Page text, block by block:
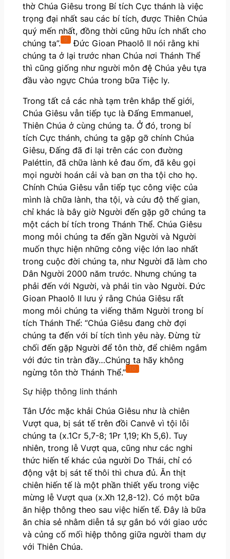
thờ Chúa Giêsu trong Bí tích Cực thánh là việc
trọng đại nhất sau các bí tích, được Thiên Chúa
quý mến nhất, đồng thời cũng hữu ích nhất cho
chúng ta”. 9 Đức Gioan Phaolô II nói rằng khi
chúng ta ở lại trước nhan Chúa nơi Thánh Thể
thì cũng giống như người môn đệ Chúa yêu tựa
đầu vào ngực Chúa trong bữa Tiệc ly.
Trong tất cả các nhà tạm trên khắp thế giới,
Chúa Giêsu vẫn tiếp tục là Đấng Emmanuel,
Thiên Chúa ở cùng chúng ta. Ở đó, trong bí
tích Cực thánh, chúng ta gặp gỡ chính Chúa
Giêsu, Đấng đã đi lại trên các con đường
Paléttin, đã chữa lành kẻ đau ốm, đã kêu gọi
mọi người hoán cải và ban ơn tha tội cho họ.
Chính Chúa Giêsu vẫn tiếp tục công việc của
mình là chữa lành, tha tội, và cứu độ thế gian,
chỉ khác là bây giờ Người đến gặp gỡ chúng ta
một cách bí tích trong Thánh Thể. Chúa Giêsu
mong mỏi chúng ta đến gần Người và Người
muốn thực hiện những công việc lớn lao nhất
trong cuộc đời chúng ta, như Người đã làm cho
Dân Người 2000 năm trước. Nhưng chúng ta
phải đến với Người, và phải tin vào Người. Đức
Gioan Phaolô II lưu ý rằng Chúa Giêsu rất
mong mỏi chúng ta viếng thăm Người trong bí
tích Thánh Thể: “Chúa Giêsu đang chờ đợi
chúng ta đến với bí tích tình yêu này. Đừng từ
chối đến gặp Người để tôn thờ, để chiêm ngắm
với đức tin tràn đầy…Chúng ta hãy không
ngừng tôn thờ Thánh Thể.” 10
Sự hiệp thông linh thánh
Tân Ước mặc khải Chúa Giêsu như là chiên
Vượt qua, bị sát tế trên đồi Canvê vì tội lỗi
chúng ta (x.1Cr 5,7-8; 1Pr 1,19; Kh 5,6). Tuy
nhiên, trong lễ Vượt qua, cũng như các nghi
thức hiến tế khác của người Do Thái, chỉ có
động vật bị sát tế thôi thì chưa đủ. Ăn thịt
chiên hiến tế là một phần thiết yếu trong việc
mừng lễ Vượt qua (x.Xh 12,8-12). Có một bữa
ăn hiệp thông theo sau việc hiến tế. Đây là bữa
ăn chia sẻ nhằm diễn tả sự gắn bó với giao ước
và củng cố mối hiệp thông giữa người tham dự
với Thiên Chúa.